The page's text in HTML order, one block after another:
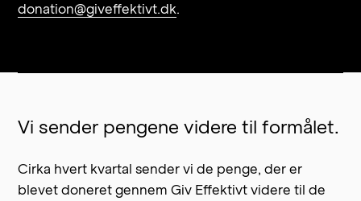
donation@giveffektivt.dk.
Vi sender pengene videre til formålet.
Cirka hvert kvartal sender vi de penge, der er
blevet doneret gennem Giv Effektivt videre til de